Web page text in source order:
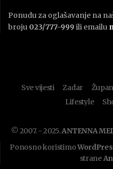
Ponudu za oglašavanje na
broju 023/777-999 ili emailu
Sve vijesti Zadar
Lifestyle
© 2007. - 2025.ANTENNA
Ponosno koristimo
strane